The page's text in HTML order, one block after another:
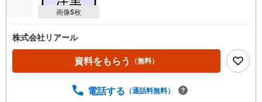
画像5枚
株式会社リアール
資料をもらう （無料）
電話する （通話料無料）